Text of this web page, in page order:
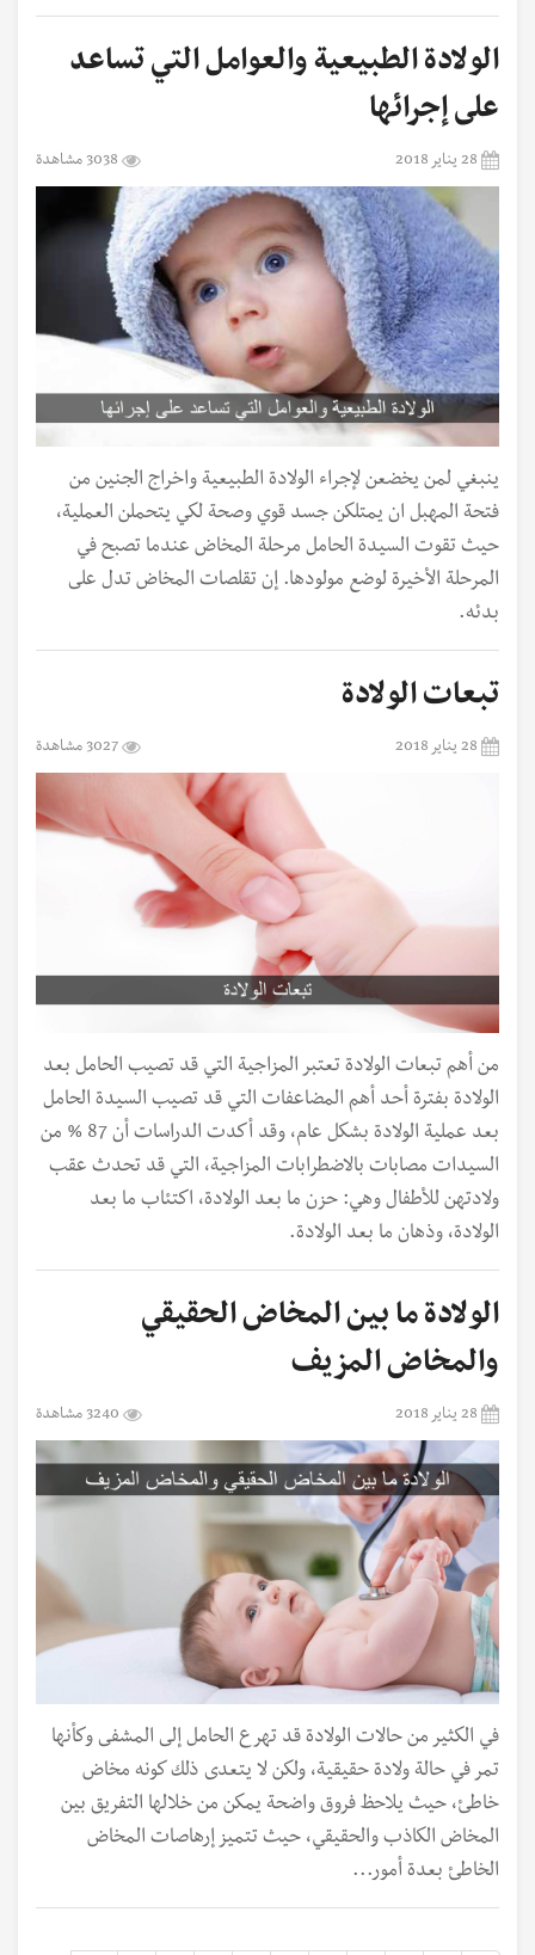
الولادة الطبيعية والعوامل التي تساعد
على إجرائها
28 يناير 2018 3038 مشاهدة
ينبغي لمن يخضعن لإجراء الولادة الطبيعية واخراج الجنين من
فتحة المهبل ان يمتلكن جسد قوي وصحة لكي يتحملن العملية،
حيث تقوت السيدة الحامل مرحلة المخاض عندما تصبح في
المرحلة الأخيرة لوضع مولودها. إن تقلصات المخاض تدل على
بدئه.
تبعات الولادة
28 يناير 2018 3027 مشاهدة
من أهم تبعات الولادة تعتبر المزاجية التي قد تصيب الحامل بعد
الولادة بفترة أحد أهم المضاعفات التي قد تصيب السيدة الحامل
بعد عملية الولادة بشكل عام، وقد أكدت الدراسات أن 87 % من
السيدات مصابات بالاضطرابات المزاجية، التي قد تحدث عقب
ولادتهن للأطفال وهي: حزن ما بعد الولادة، اكتئاب ما بعد
الولادة، وذهان ما بعد الولادة.
الولادة ما بين المخاض الحقيقي
والمخاض المزيف
28 يناير 2018 3240 مشاهدة
في الكثير من حالات الولادة قد تهرع الحامل إلى المشفى وكأنها
تمر في حالة ولادة حقيقية، ولكن لا يتعدى ذلك كونه مخاض
خاطئ، حيث يلاحظ فروق واضحة يمكن من خلالها التفريق بين
المخاض الكاذب والحقيقي، حيث تتميز إرهاصات المخاض
الخاطئ بعدة أمور...